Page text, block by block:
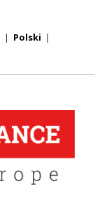
| Polski |